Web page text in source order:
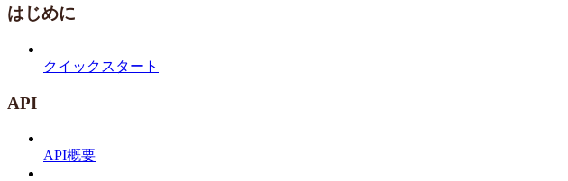
はじめに
クイックスタート
API
API概要